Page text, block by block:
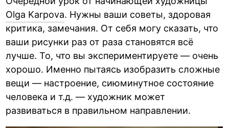
Olga Karpova. Нужны ваши советы, здоровая
критика, замечания. От себя могу сказать, что
ваши рисунки раз от раза становятся всё
лучше. То, что вы экспериментируете — очень
хорошо. Именно пытаясь изобразить сложные
вещи — настроение, сиюминутное состояние
человека и т.д. — художник может
развиваться в правильном направлении.